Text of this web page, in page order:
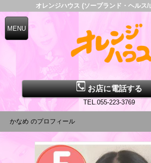
オレンジハウス (ソープランド・ヘルス/
お店に電話する
TEL.055-223-3769
かなめ のプロフィール